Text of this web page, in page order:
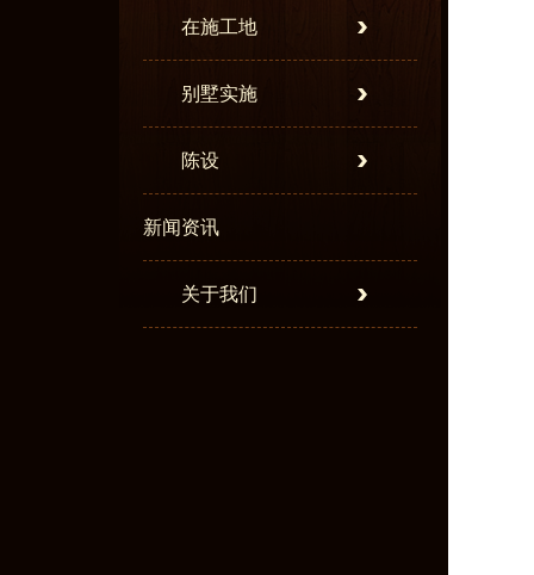
在施工地
别墅实施
陈设
新闻资讯
关于我们